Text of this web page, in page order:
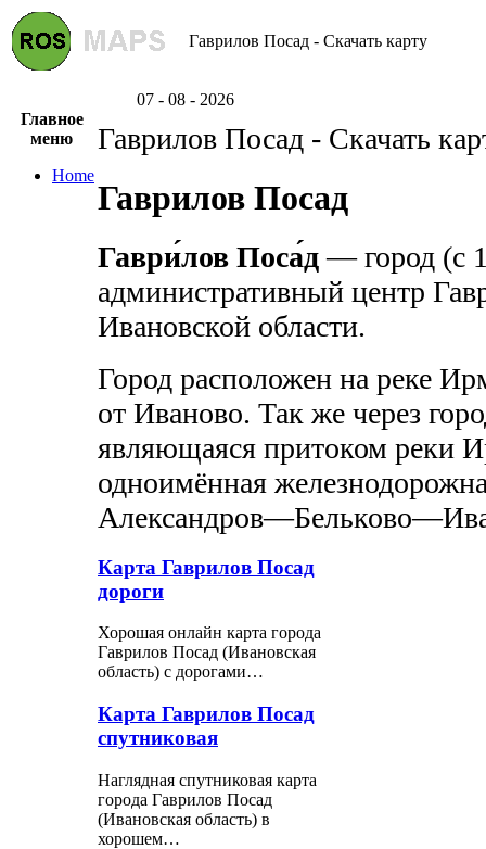
Гаврилов Посад - Скачать карту
07 - 08 - 2026
Главное
меню
Home
Гаврилов Посад - Скачать
Гаврилов Посад
Гаври́лов Поса́д— город (с
административный центр
Ивановской области.
Город расположен на реке
от Иваново. Так же через
являющаяся притоком реки
одноимённая
Карта Гаврилов Посад
дороги
Хорошая онлайн карта города
Гаврилов Посад (Ивановская
область) с дорогами…
Карта Гаврилов Посад
спутниковая
Наглядная спутниковая карта
города Гаврилов Посад
(Ивановская область) в
хорошем…